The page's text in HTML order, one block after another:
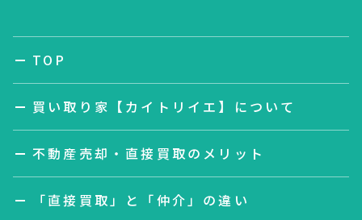
TOP
買い取り家【カイトリイエ】について
不動産売却・直接買取のメリット
「直接買取」と「仲介」の違い